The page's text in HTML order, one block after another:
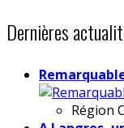
Dernières
Région